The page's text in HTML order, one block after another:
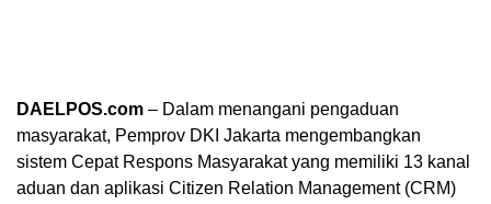
DAELPOS.com – Dalam menangani pengaduan
masyarakat, Pemprov DKI Jakarta mengembangkan
sistem Cepat Respons Masyarakat yang memiliki 13 kanal
aduan dan aplikasi Citizen Relation Management (CRM)